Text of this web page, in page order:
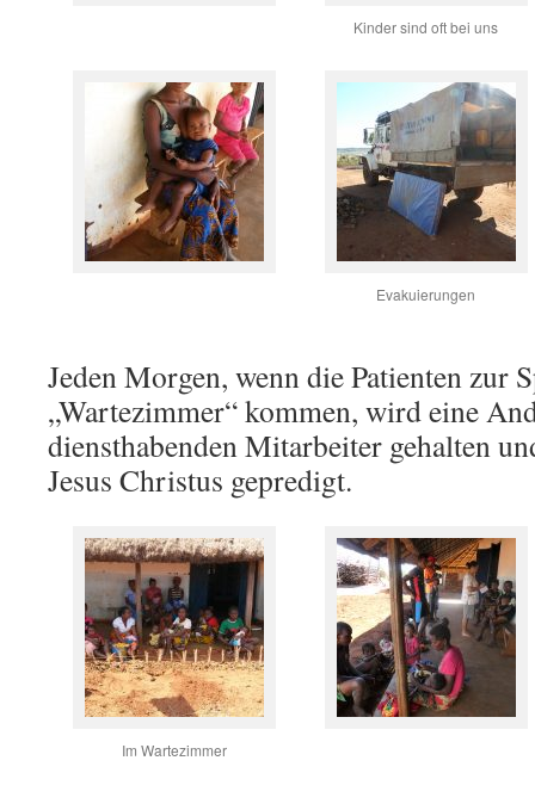
Kinder sind oft bei uns
Evakuierungen
Jeden Morgen, wenn die Patienten zur
„Wartezimmer“ kommen, wird eine
diensthabenden Mitarbeiter gehalten
Jesus Christus gepredigt.
Im Wartezimmer